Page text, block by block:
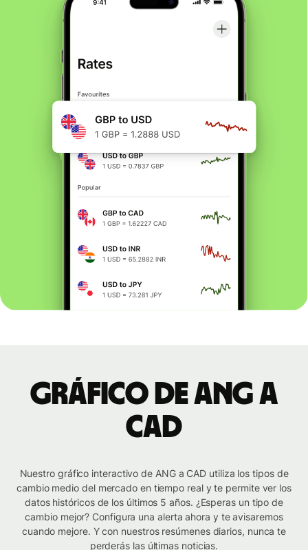
Gráfico de ANG a
CAD
Nuestro gráfico interactivo de ANG a CAD utiliza los tipos de
cambio medio del mercado en tiempo real y te permite ver los
datos históricos de los últimos 5 años. ¿Esperas un tipo de
cambio mejor? Configura una alerta ahora y te avisaremos
cuando mejore. Y con nuestros resúmenes diarios, nunca te
perderás las últimas noticias.